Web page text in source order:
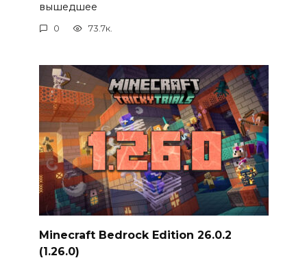
вышедшее
0 73.7к.
Minecraft Bedrock Edition 26.0.2
(1.26.0)